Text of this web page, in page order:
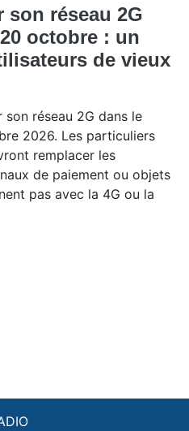
son réseau 2G
octobre : un
de vieux
son réseau 2G dans le
2026. Les particuliers
remplacer les
de paiement ou objets
pas avec la 4G ou la